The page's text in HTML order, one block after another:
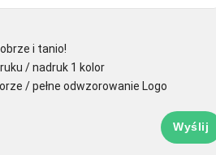
i tanio!
/ nadruk 1 kolor
/ pełne odwzorowanie Logo
Wyślij